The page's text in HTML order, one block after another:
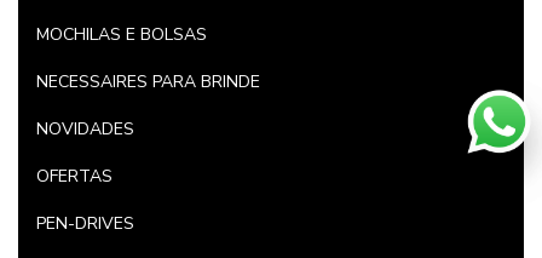
MOCHILAS E BOLSAS
NECESSAIRES PARA BRINDE
NOVIDADES
OFERTAS
PEN-DRIVES